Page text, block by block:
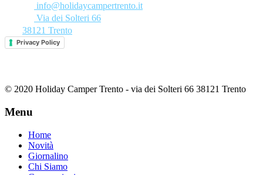
info@holidaycampertrento.it
Via dei Solteri 66
38121 Trento
Privacy Policy
© 2020 Holiday Camper Trento - via dei Solteri 66 38121 Trento
Menu
Home
Novità
Giornalino
Chi Siamo